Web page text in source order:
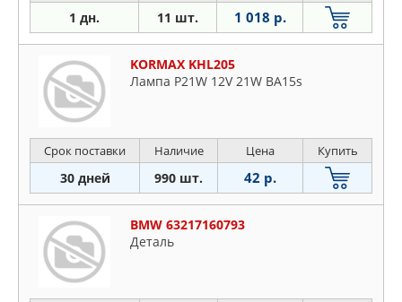
1 дн. 11 шт. 1 018 р.
KORMAX KHL205
Лампа P21W 12V 21W BA15s
Срок поставки Наличие Цена Купить
30 дней 990 шт. 42 р.
BMW 63217160793
Деталь